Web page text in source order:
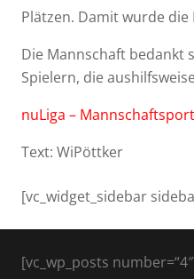
Plätzen. Damit wurde die
Die Mannschaft bedankt
Spielern, die
nuLiga –
Text: WiPöttker
[vc_widget_sidebar
[vc_wp_posts